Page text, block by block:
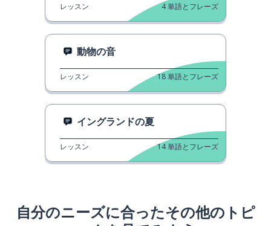
レッスン 4単語とフレーズ
動物の音
レッスン 18単語とフレーズ
イングランドの夏
レッスン 14単語とフレーズ
自分のニーズに合ったその他のトピ